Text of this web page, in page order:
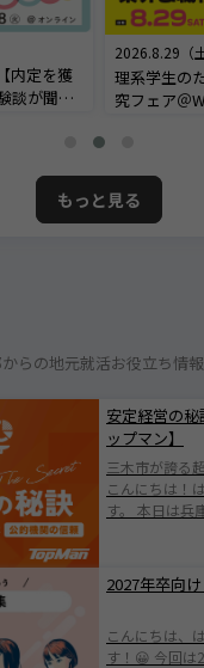
内定を獲
談が聞け
2026.8.29（土
理系学生の
究フェア＠
もっと見る
らの地元就活お役立ち情報
安定経営の
ップマン】
三木市が誇る
こんにちは！
す。 本日は兵
1924年の創業
地域とともに
として知られ
社で伝統を守
2027年卒向
こんにちは、
す！😀 今回は